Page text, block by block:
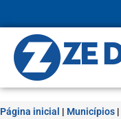
Página inicial | Municípios |